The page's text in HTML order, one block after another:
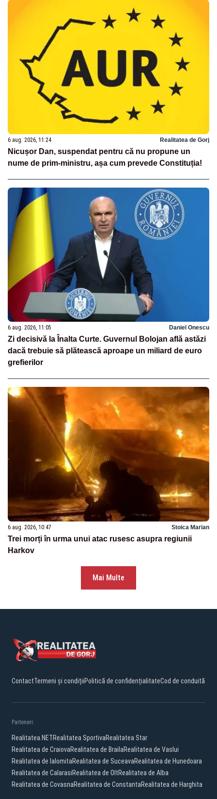
6 aug. 2026, 11:24 Realitatea de Gorj
Nicușor Dan, suspendat pentru că nu propune un
nume de prim-ministru, așa cum prevede Constituția!
6 aug. 2026, 11:05 Daniel Onescu
Zi decisivă la Înalta Curte. Guvernul Bolojan află astăzi
dacă trebuie să plătească aproape un miliard de euro
grefierilor
6 aug. 2026, 10:47 Stoica Marian
Trei morți în urma unui atac rusesc asupra regiunii
Harkov
Mai Multe
ContactTermeni și condițiiPolitică de confidențialitateCod de conduită
Parteneri:
Realitatea.NETRealitatea SportivaRealitatea Star
Realitatea de CraiovaRealitatea de BrailaRealitatea de Vaslui
Realitatea de IalomitaRealitatea de SuceavaRealitatea de Hunedoara
Realitatea de CalarasiRealitatea de OltRealitatea de Alba
Realitatea de CovasnaRealitatea de ConstantaRealitatea de Harghita